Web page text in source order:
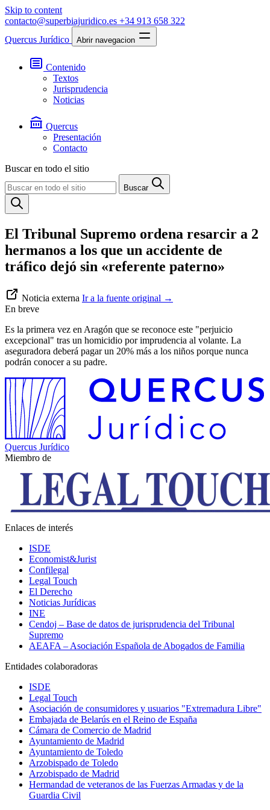
Skip to content
contacto@superbiajuridico.es +34 913 658 322
Quercus Jurídico
Abrir navegacion
Contenido
Textos
Jurisprudencia
Noticias
Quercus
Presentación
Contacto
Buscar en todo el sitio
Buscar
El Tribunal Supremo ordena resarcir a 2
hermanos a los que un accidente de
tráfico dejó sin «referente paterno»
Noticia externa Ir a la fuente original →
En breve
Es la primera vez en Aragón que se reconoce este "perjuicio
excepcional" tras un homicidio por imprudencia al volante. La
aseguradora deberá pagar un 20% más a los niños porque nunca
podrán conocer a su padre.
Quercus Jurídico
Miembro de
Enlaces de interés
ISDE
Economist&Jurist
Confilegal
Legal Touch
El Derecho
Noticias Jurídicas
INE
Cendoj – Base de datos de jurisprudencia del Tribunal
Supremo
AEAFA – Asociación Española de Abogados de Familia
Entidades colaboradoras
ISDE
Legal Touch
Asociación de consumidores y usuarios "Extremadura Libre"
Embajada de Belarús en el Reino de España
Cámara de Comercio de Madrid
Ayuntamiento de Madrid
Ayuntamiento de Toledo
Arzobispado de Toledo
Arzobispado de Madrid
Hermandad de veteranos de las Fuerzas Armadas y de la
Guardia Civil